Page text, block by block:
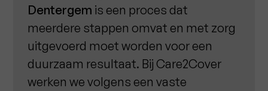
Dentergem is een proces dat
meerdere stappen omvat en met zorg
uitgevoerd moet worden voor een
duurzaam resultaat. Bij Care2Cover
werken we volgens een vaste